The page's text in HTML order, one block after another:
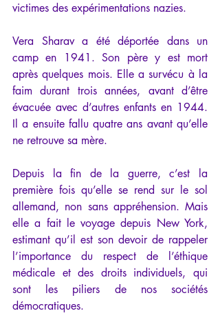
victimes des expérimentations nazies.
Vera Sharav a été déportée dans un
camp en 1941. Son père y est mort
après quelques mois. Elle a survécu à la
faim durant trois années, avant d’être
évacuée avec d’autres enfants en 1944.
Il a ensuite fallu quatre ans avant qu’elle
ne retrouve sa mère.
Depuis la fin de la guerre, c’est la
première fois qu’elle se rend sur le sol
allemand, non sans appréhension. Mais
elle a fait le voyage depuis New York,
estimant qu’il est son devoir de rappeler
l’importance du respect de l’éthique
médicale et des droits individuels, qui
sont les piliers de nos sociétés
démocratiques.